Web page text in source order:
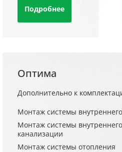
Подробнее
Оптима
Дополнительно к
Монтаж системы
Монтаж системы
канализации
Монтаж системы отопления